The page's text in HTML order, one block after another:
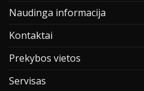
Naudinga informacija
Kontaktai
Prekybos vietos
Servisas